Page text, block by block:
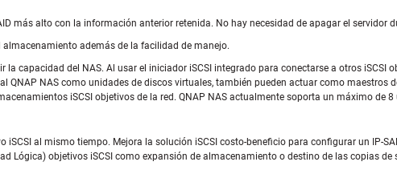
más alto con la información anterior retenida. No hay necesidad de apagar el servidor
además de la facilidad de manejo.
capacidad del NAS. Al usar el iniciador iSCSI integrado para conectarse a otros iSCSI
QNAP NAS como unidades de discos virtuales, también pueden actuar como
iSCSI objetivos de la red. QNAP NAS actualmente soporta un máximo de
iSCSI al mismo tiempo. Mejora la solución iSCSI costo-beneficio para configurar un IP-
Lógica) objetivos iSCSI como expansión de almacenamiento o destino de las copias